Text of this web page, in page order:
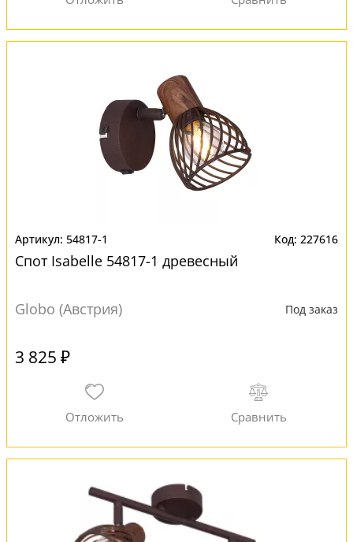
54817-1 227616
Спот Isabelle 54817-1 древесный
Globo (Австрия) Под заказ
3 825 ₽